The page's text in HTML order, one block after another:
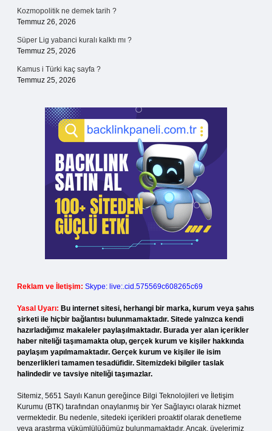
Kozmopolitik ne demek tarih ?
Temmuz 26, 2026
Süper Lig yabanci kuralı kalktı mı ?
Temmuz 25, 2026
Kamus i Türki kaç sayfa ?
Temmuz 25, 2026
Reklam ve İletişim: Skype: live:.cid.575569c608265c69
Yasal Uyarı: Bu internet sitesi, herhangi bir marka, kurum veya şahıs
şirketi ile hiçbir bağlantısı bulunmamaktadır. Sitede yalnızca kendi
hazırladığımız makaleler paylaşılmaktadır. Burada yer alan içerikler
haber niteliği taşımamakta olup, gerçek kurum ve kişiler hakkında
paylaşım yapılmamaktadır. Gerçek kurum ve kişiler ile isim
benzerlikleri tamamen tesadüfidir. Sitemizdeki bilgiler taslak
halindedir ve tavsiye niteliği taşımazlar.
Sitemiz, 5651 Sayılı Kanun gereğince Bilgi Teknolojileri ve İletişim
Kurumu (BTK) tarafından onaylanmış bir Yer Sağlayıcı olarak hizmet
vermektedir. Bu nedenle, sitedeki içerikleri proaktif olarak denetleme
veya araştırma yükümlülüğümüz bulunmamaktadır. Ancak, üyelerimiz